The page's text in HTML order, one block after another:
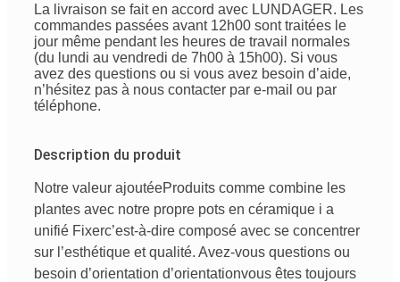
La livraison se fait en accord avec LUNDAGER. Les
commandes passées avant 12h00 sont traitées le
jour même pendant les heures de travail normales
(du lundi au vendredi de 7h00 à 15h00). Si vous
avez des questions ou si vous avez besoin d’aide,
n’hésitez pas à nous contacter par e-mail ou par
téléphone.
Description du produit
Notre valeur ajoutéeProduits comme combine les
plantes avec notre propre pots en céramique i a
unifié Fixerc’est-à-dire composé avec se concentrer
sur l’esthétique et qualité. Avez-vous questions ou
besoin d’orientation d’orientationvous êtes toujours